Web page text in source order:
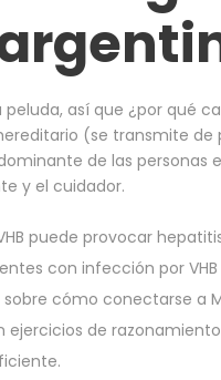
así que ¿por qué
(se transmite de
de las personas
y el cuidador.
puede provocar
con infección por
cómo conectarse a
ejercicios de